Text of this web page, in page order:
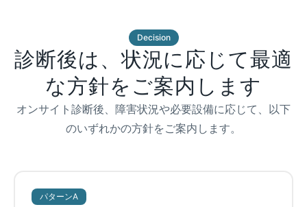
Decision
診断後は、状況に応じて最適
な方針をご案内します
オンサイト診断後、障害状況や必要設備に応じて、以下
のいずれかの方針をご案内します。
パターンA